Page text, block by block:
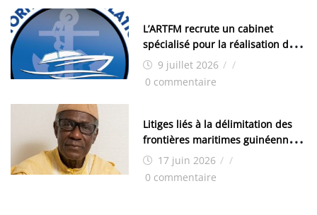
L’ARTFM recrute un cabinet
spécialisé pour la réalisation des
études techniques
9 juillet 2026 / /
0 commentaire
Litiges liés à la délimitation des
frontières maritimes guinéennes:
Idrissa Chérif écrit au ministre
des Hydrocarbures
17 juin 2026 / /
0 commentaire